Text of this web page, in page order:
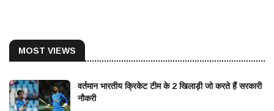
MOST VIEWS
वर्तमान भारतीय क्रिकेट टीम के 2 खिलाड़ी जो करते हैं सरकारी
नौकरी